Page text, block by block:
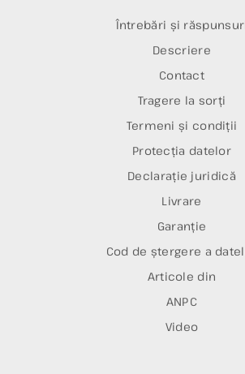
Întrebări și
Descriere
Contact
Tragere la sorți
Termeni și condiții
Protecția datelor
Declarație juridică
Livrare
Garanție
Cod de ștergere a
Articole din
ANPC
Video